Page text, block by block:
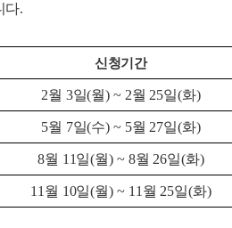
다.
신청기간
2월 3일(월) ~ 2월 25일(화)
5월 7일(수) ~ 5월 27일(화)
8월 11일(월) ~ 8월 26일(화)
11 월 10일(월) ~ 11 월 25일(화)